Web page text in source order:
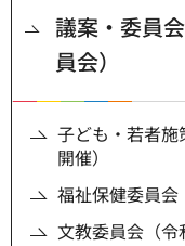
議案・委員
員会）
子ども・若者
開催）
福祉保健委員会
文教委員会（令